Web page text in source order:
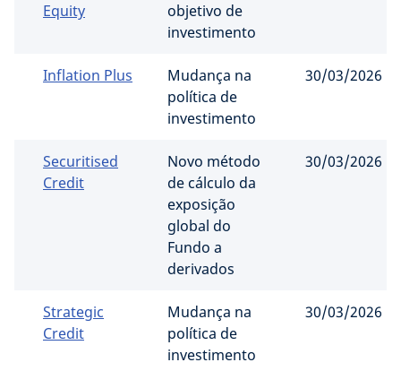
Equity
objetivo de
investimento
Inflation Plus
Mudança na
política de
investimento
30/03/2026
Securitised
Credit
Novo método
de cálculo da
exposição
global do
Fundo a
derivados
30/03/2026
Strategic
Credit
Mudança na
política de
investimento
30/03/2026